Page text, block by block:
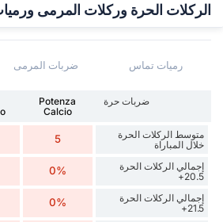
الركلات الحرة وركلات المرمى
ضربات المرمى رميات تماس
‏ضربات حرة
Potenza
Calcio
متوسط الركلات الحرة
خلال المباراة
5
إجمالي الركلات الحرة
20.5+
0%
إجمالي الركلات الحرة
21.5+
0%